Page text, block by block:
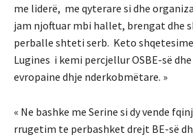
me liderë, me qyterare si dhe
jam njoftuar mbi hallet, brengat dhe
perballe shteti serb. Keto
Lugines i kemi percjellur OSBE-së
evropaine dhje nderkobmëtare. »
« Ne bashke me Serine si dy vende
rrugetim te perbashket drejt BE-së